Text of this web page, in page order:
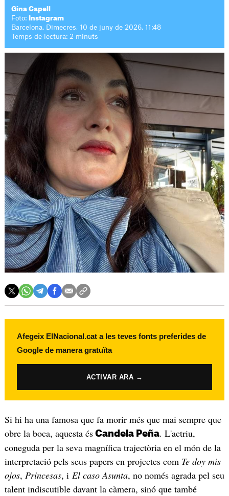
Gina Capell
Foto:
Instagram
Barcelona. Dimecres, 10 de juny de 2026. 11:48
Temps de lectura: 2 minuts
Afegeix ElNacional.cat a les teves fonts preferides de
Google de manera gratuïta
ACTIVAR ARA →
Si hi ha una famosa que fa morir més que mai sempre que
obre la boca, aquesta ésCandela Peña. L'actriu,
coneguda per la seva magnífica trajectòria en el món de la
interpretació pels seus papers en projectes com Te doy mis
ojos, Princesas, i El caso Asunta, no només agrada pel seu
talent indiscutible davant la càmera, sinó que també